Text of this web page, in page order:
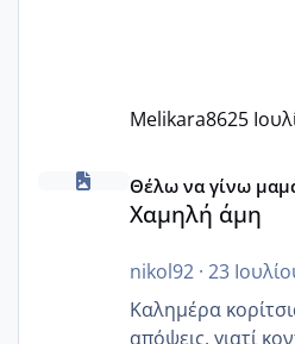
Melikara8625
Χαμηλή άμη
Θέλω να γίνω
Χαμηλή άμη
nikol92· 23
Καλημέρα
απόψεις, γιατί κοντεύω να τρελαθώ από